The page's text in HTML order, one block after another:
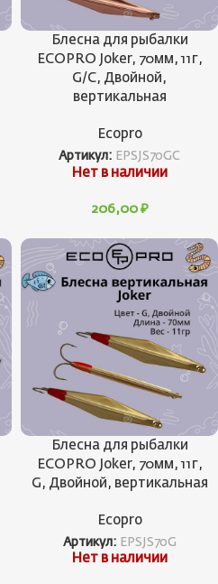
Блесна для рыбалки
ECOPRO Joker, 70мм, 11г,
G/C, Двойной,
вертикальная
Ecopro
Артикул: EPSJS70GC
Нет в наличии
206,00 ₽
Блесна для рыбалки
ECOPRO Joker, 70мм, 11г,
G, Двойной, вертикальная
Ecopro
Артикул: EPSJS70G
Нет в наличии